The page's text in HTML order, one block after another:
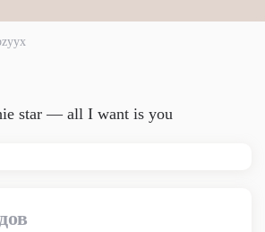
star — ​all I want is you